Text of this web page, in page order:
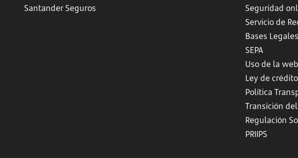
Santander Seguros
Seguridad
Servicio de
Bases
SEPA
Uso de la web
Ley de
Política
Transición del
Regulación
PRIIPS